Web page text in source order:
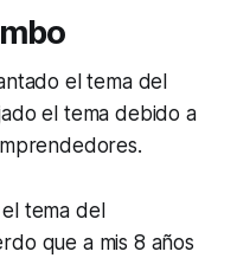
el tema del
el tema debido a
tema del
que a mis 8 años